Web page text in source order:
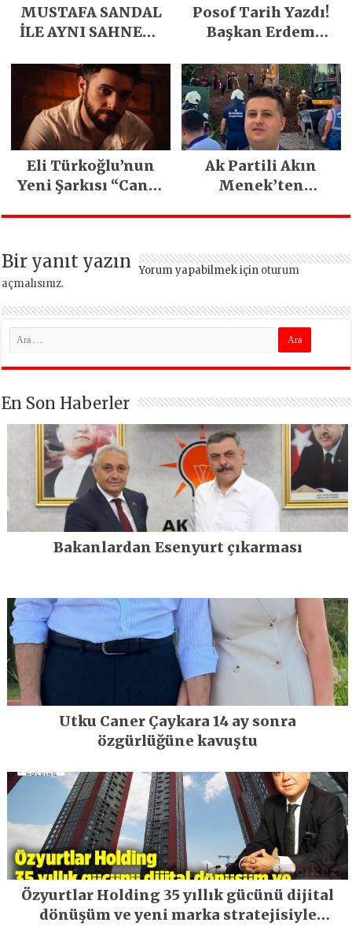
MUSTAFA SANDAL
İLE AYNI SAHNEDE
Posof Tarih Yazdı!
Başkan Erdem
Emeğiyle Son
Yılların En Büyük
Festivali
Gerçekleşti
Eli Türkoğlu’nun
Yeni Şarkısı “Canın
İlgi Gördü!..
Ak Partili Akın
Menek’ten
heyelan sonrası
Bir yanıt yazın Yorum yapabilmek için oturum
açmalısınız.
En Son Haberler
Bakanlardan Esenyurt çıkarması
Utku Caner Çaykara 14 ay sonra
özgürlüğüne kavuştu
Özyurtlar Holding 35 yıllık gücünü dijital
dönüşüm ve yeni marka stratejisiyle